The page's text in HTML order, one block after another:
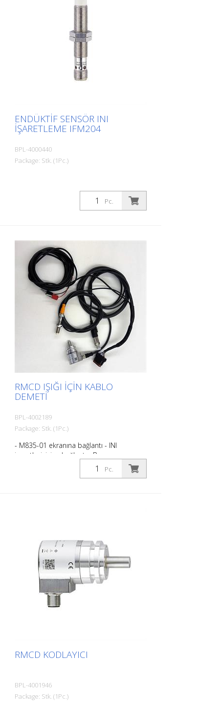
ENDÜKTIF SENSÖR INI
IŞARETLEME IFM204
BPL-4000440
Package: Stk. (1Pc.)
Pc.
RMCD IŞIĞI IÇIN KABLO
DEMETI
BPL-4002189
Package: Stk. (1Pc.)
- M835-01 ekranına bağlantı - INI
işaretleyicisine bağlantı - Basınç
sensörüne bağlantı - Döner enkodere
bağlantı - Güç kaynağına bağlantı RMCD-
Pc.
RMCD KODLAYICI
BPL-4001946
Package: Stk. (1Pc.)